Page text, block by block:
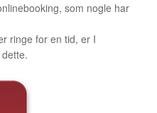
som nogle har
ringe for en tid, er I